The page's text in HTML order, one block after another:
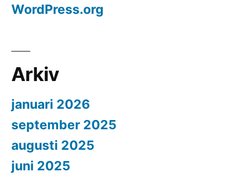
WordPress.org
Arkiv
januari 2026
september 2025
augusti 2025
juni 2025